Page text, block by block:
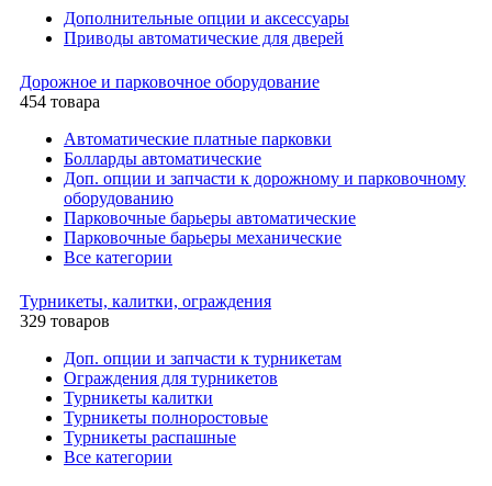
Дополнительные опции и аксессуары
Приводы автоматические для дверей
Дорожное и парковочное оборудование
454 товара
Автоматические платные парковки
Болларды автоматические
Доп. опции и запчасти к дорожному и парковочному
оборудованию
Парковочные барьеры автоматические
Парковочные барьеры механические
Все категории
Турникеты, калитки, ограждения
329 товаров
Доп. опции и запчасти к турникетам
Ограждения для турникетов
Турникеты калитки
Турникеты полноростовые
Турникеты распашные
Все категории